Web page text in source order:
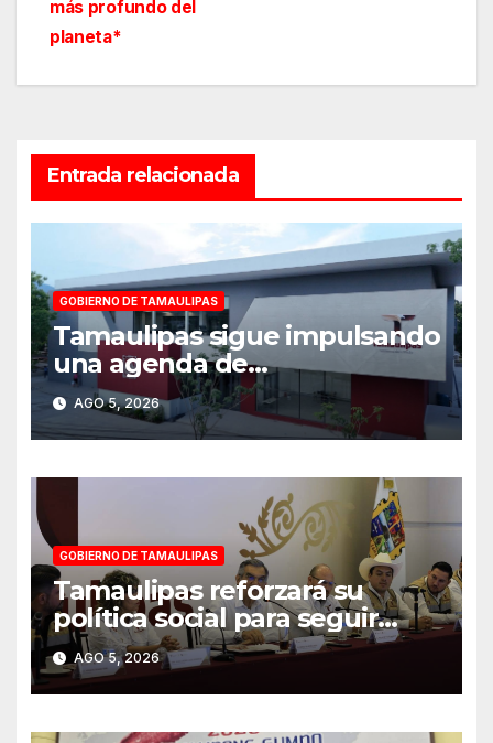
entradas
más profundo del
planeta*
Entrada relacionada
GOBIERNO DE TAMAULIPAS
Tamaulipas sigue impulsando
una agenda de
infraestructura con sentido
humanista
AGO 5, 2026
GOBIERNO DE TAMAULIPAS
Tamaulipas reforzará su
política social para seguir
reduciendo niveles de
pobreza extrema: Américo
AGO 5, 2026